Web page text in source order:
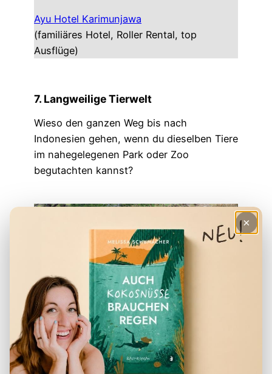
Ayu Hotel Karimunjawa
(familiäres Hotel, Roller Rental, top
Ausflüge)
7. Langweilige Tierwelt
Wieso den ganzen Weg bis nach
Indonesien gehen, wenn du dieselben Tiere
im nahegelegenen Park oder Zoo
begutachten kannst?
Komodowarane auf Flores
×